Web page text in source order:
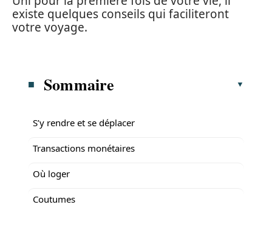
existe quelques conseils qui faciliteront
votre voyage.
Sommaire
S’y rendre et se déplacer
Transactions monétaires
Où loger
Coutumes